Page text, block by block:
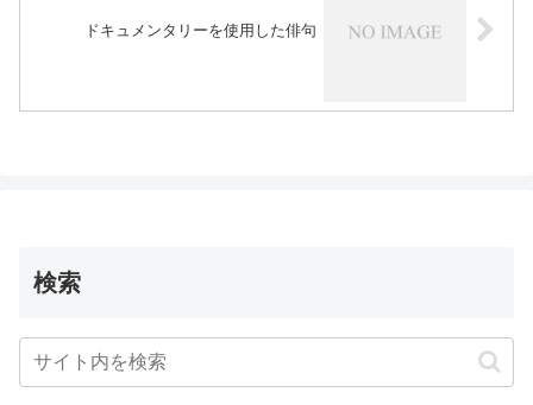
ドキュメンタリーを使用した俳句
検索